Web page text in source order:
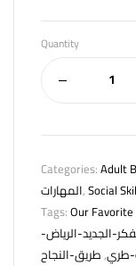
Quantity
Categories:
المهارات,
Tags:
الجديد-الرياض-
طري,طريق-النجاح